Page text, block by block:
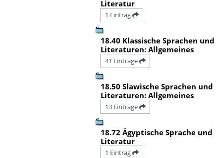
Literatur
1 Eintrag
18.40 Klassische Sprachen und
Literaturen: Allgemeines
41 Einträge
18.50 Slawische Sprachen und
Literaturen: Allgemeines
13 Einträge
18.72 Ägyptische Sprache und
Literatur
1 Eintrag